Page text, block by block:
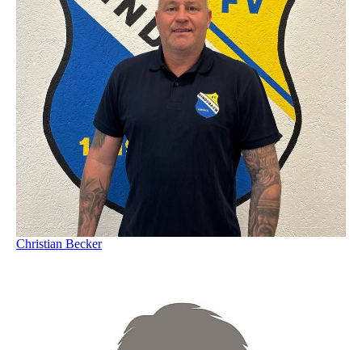
Christian Becker